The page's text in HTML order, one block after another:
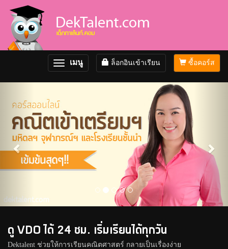
ซื้อคอร์ส
ล็อกอินเข้าเรียน
Toggle
navigation
เมนู
ดู VDO ได้ 24 ชม. เริ่มเรียนได้ทุกวัน
Dektalent ช่วยให้การเรียนคณิตศาสตร์ กลายเป็นเรื่องง่าย